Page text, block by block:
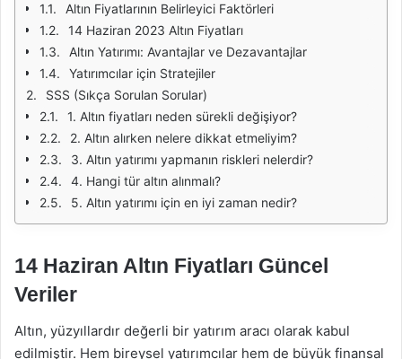
Altın Fiyatlarının Belirleyici Faktörleri
14 Haziran 2023 Altın Fiyatları
Altın Yatırımı: Avantajlar ve Dezavantajlar
Yatırımcılar için Stratejiler
SSS (Sıkça Sorulan Sorular)
1. Altın fiyatları neden sürekli değişiyor?
2. Altın alırken nelere dikkat etmeliyim?
3. Altın yatırımı yapmanın riskleri nelerdir?
4. Hangi tür altın alınmalı?
5. Altın yatırımı için en iyi zaman nedir?
14 Haziran Altın Fiyatları Güncel
Veriler
Altın, yüzyıllardır değerli bir yatırım aracı olarak kabul
edilmiştir. Hem bireysel yatırımcılar hem de büyük finansal